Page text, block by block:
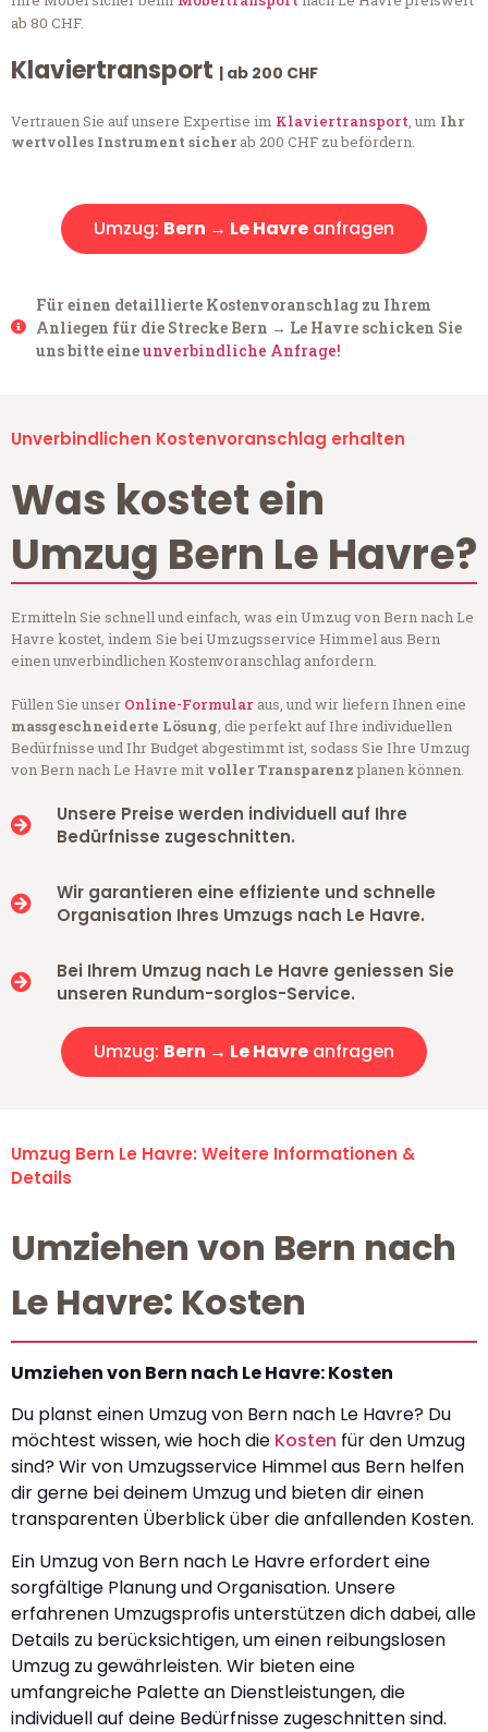
ab 80 CHF.
Klaviertransport | ab 200 CHF
Vertrauen Sie auf unsere Expertise im Klaviertransport, um Ihr
wertvolles Instrument sicherab 200 CHF zu befördern.
Umzug: Bern → Le Havre anfragen
Für einen detaillierte Kostenvoranschlag zu Ihrem
Anliegen für die Strecke Bern → Le Havre schicken Sie
uns bitte eineunverbindliche Anfrage!
Unverbindlichen Kostenvoranschlag erhalten
Was kostet ein
Umzug Bern Le Havre?
Ermitteln Sie schnell und einfach, was ein Umzug von Bern nach Le
Havre kostet, indem Sie bei Umzugsservice Himmel aus Bern
einen unverbindlichen Kostenvoranschlag anfordern.
Füllen Sie unser Online-Formular aus, und wir liefern Ihnen eine
massgeschneiderte Lösung, die perfekt auf Ihre individuellen
Bedürfnisse und Ihr Budget abgestimmt ist, sodass Sie Ihre Umzug
von Bern nach Le Havre mit voller Transparenzplanen können.
Unsere Preise werden individuell auf Ihre
Bedürfnisse zugeschnitten.
Wir garantieren eine effiziente und schnelle
Organisation Ihres Umzugs nach Le Havre.
Bei Ihrem Umzug nach Le Havre geniessen Sie
unseren Rundum-sorglos-Service.
Umzug: Bern → Le Havre anfragen
Umzug Bern Le Havre: Weitere Informationen &
Details
Umziehen von Bern nach
Le Havre: Kosten
Umziehen von Bern nach Le Havre: Kosten
Du planst einen Umzug von Bern nach Le Havre? Du
möchtest wissen, wie hoch die Kosten für den Umzug
sind? Wir von Umzugsservice Himmel aus Bern helfen
dir gerne bei deinem Umzug und bieten dir einen
transparenten Überblick über die anfallenden Kosten.
Ein Umzug von Bern nach Le Havre erfordert eine
sorgfältige Planung und Organisation. Unsere
erfahrenen Umzugsprofis unterstützen dich dabei, alle
Details zu berücksichtigen, um einen reibungslosen
Umzug zu gewährleisten. Wir bieten eine
umfangreiche Palette an Dienstleistungen, die
individuell auf deine Bedürfnisse zugeschnitten sind.